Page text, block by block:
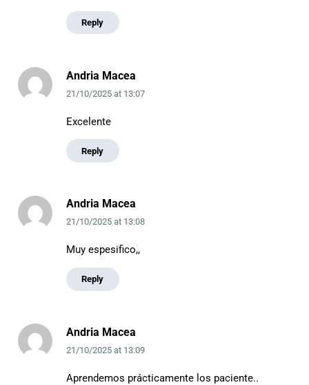
Reply
Andria Macea
21/10/2025at 13:07
Excelente
Reply
Andria Macea
21/10/2025at 13:08
Muy espesifico,,
Reply
Andria Macea
21/10/2025at 13:09
Aprendemos prácticamente los paciente..